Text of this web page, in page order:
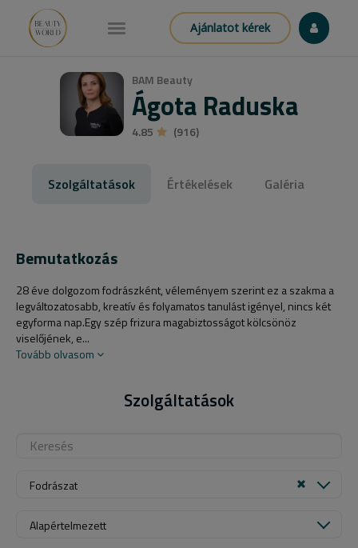
Ajánlatot kérek
BAM Beauty
Ágota Raduska
4.85 (916)
Szolgáltatások Értékelések Galéria
Bemutatkozás
28 éve dolgozom fodrászként, véleményem szerint ez a szakma a
legváltozatosabb, kreatív és folyamatos tanulást igényel, nincs két
egyforma nap.Egy szép frizura magabiztosságot kölcsönöz
viselőjének, e...
Tovább olvasom
Szolgáltatások
Fodrászat
Alapértelmezett